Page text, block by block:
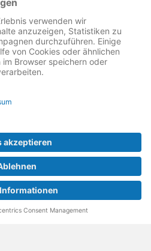
Revolution
Produkte, die sich gut
Ersatzteile und den
und des Reparatur-
Marke der Vangerow GmbH